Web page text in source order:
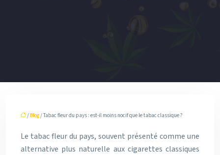
/ Blog/ Tabac fleur du pays : est-il moins nocif que le tabac classique ?
Le tabac fleur du pays, souvent présenté comme une
alternative plus naturelle aux cigarettes classiques